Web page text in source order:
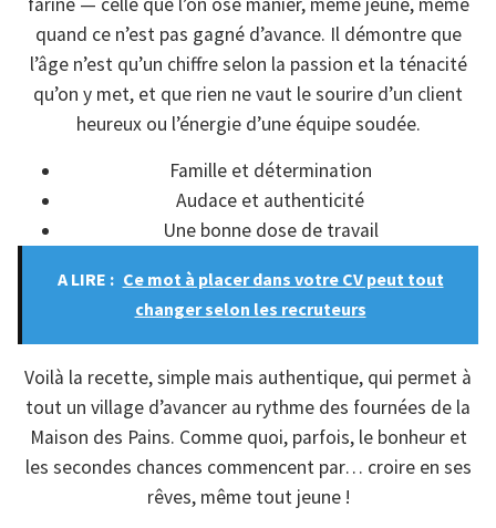
quand ce n’est pas gagné d’avance. Il démontre que
l’âge n’est qu’un chiffre selon la passion et la ténacité
qu’on y met, et que rien ne vaut le sourire d’un client
heureux ou l’énergie d’une équipe soudée.
Famille et détermination
Audace et authenticité
Une bonne dose de travail
A LIRE : Ce mot à placer dans votre CV peut tout
changer selon les recruteurs
Voilà la recette, simple mais authentique, qui permet à
tout un village d’avancer au rythme des fournées de la
Maison des Pains. Comme quoi, parfois, le bonheur et
les secondes chances commencent par… croire en ses
rêves, même tout jeune !